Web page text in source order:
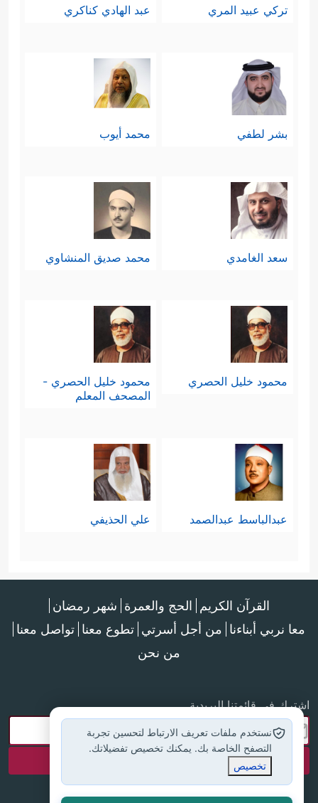
تركي عبيد المري عبد الهادي كناكري
بشر لطفي محمد أيوب
سعد الغامدي محمد صديق المنشاوي
محمود خليل الحصري
محمود خليل الحصري -
المصحف المعلم
عبدالباسط عبدالصمد علي الحذيفي
القرآن الكريم الحج والعمرة شهر رمضان
معا نربي أبناءنا من أجل أسرتي تطوع معنا تواصل معنا
من نحن
اشترك في قائمتنا البريدية
نستخدم ملفات تعريف الارتباط لتحسين تجربة
التصفح الخاصة بك. يمكنك تخصيص تفضيلاتك.
تخصيص